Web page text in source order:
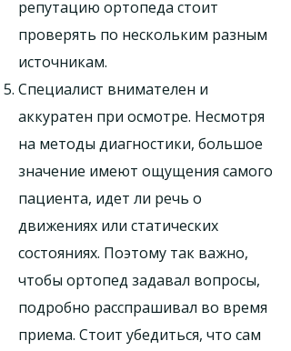
репутацию ортопеда стоит
проверять по нескольким разным
источникам.
Специалист внимателен и
аккуратен при осмотре. Несмотря
на методы диагностики, большое
значение имеют ощущения самого
пациента, идет ли речь о
движениях или статических
состояниях. Поэтому так важно,
чтобы ортопед задавал вопросы,
подробно расспрашивал во время
приема. Стоит убедиться, что сам